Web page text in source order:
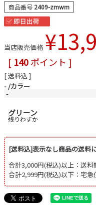
商品番号 2409-zmwm
当店販売価格 ¥
[ 140ポイント ]
送料込
- カラー
-
グリーン
残りわずか
[送料込]表示なし商品の送料
合計3,000円(税込)以上：送
合計2,999円(税込)以下：宅